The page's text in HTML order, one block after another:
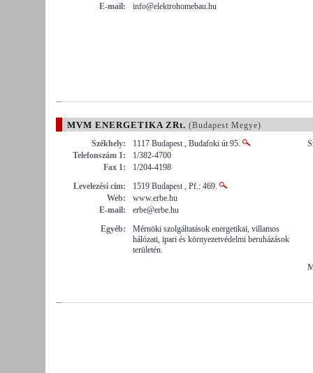
E-mail:
info@elektrohomebau.hu
MVM ENERGETIKA ZRt. (Budapest Megye)
Székhely:
1117 Budapest , Budafoki út 95.
Telefonszám 1:
1/382-4700
Fax 1:
1/204-4198
Levelezési cím:
1519 Budapest , Pf.: 469.
Web:
www.erbe.hu
E-mail:
erbe@erbe.hu
Egyéb:
Mérnöki szolgáltatások energetikai, villamos
hálózati, ipari és környezetvédelmi beruházások
területén.